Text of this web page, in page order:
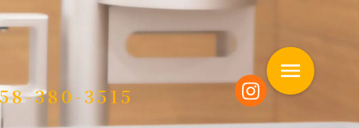
380-3515